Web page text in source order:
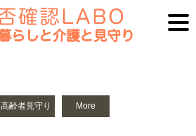
高齢者見守り More